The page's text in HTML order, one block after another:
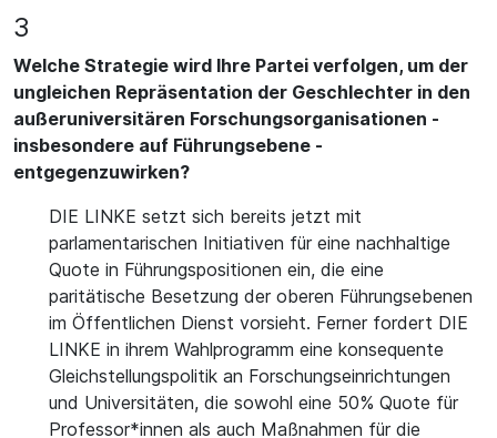
3
Welche Strategie wird Ihre Partei verfolgen, um der
ungleichen Repräsentation der Geschlechter in den
außeruniversitären Forschungsorganisationen -
insbesondere auf Führungsebene -
entgegenzuwirken?
DIE LINKE setzt sich bereits jetzt mit
parlamentarischen Initiativen für eine nachhaltige
Quote in Führungspositionen ein, die eine
paritätische Besetzung der oberen Führungsebenen
im Öffentlichen Dienst vorsieht. Ferner fordert DIE
LINKE in ihrem Wahlprogramm eine konsequente
Gleichstellungspolitik an Forschungseinrichtungen
und Universitäten, die sowohl eine 50% Quote für
Professor*innen als auch Maßnahmen für die